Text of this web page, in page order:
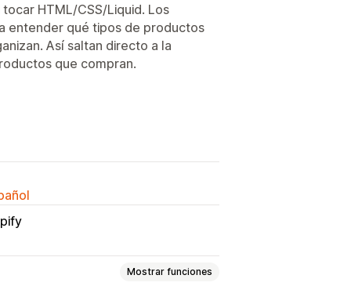
HTML/CSS/Liquid. Los
entender qué tipos de productos
Así saltan directo a la
que compran.
Mostrar funciones